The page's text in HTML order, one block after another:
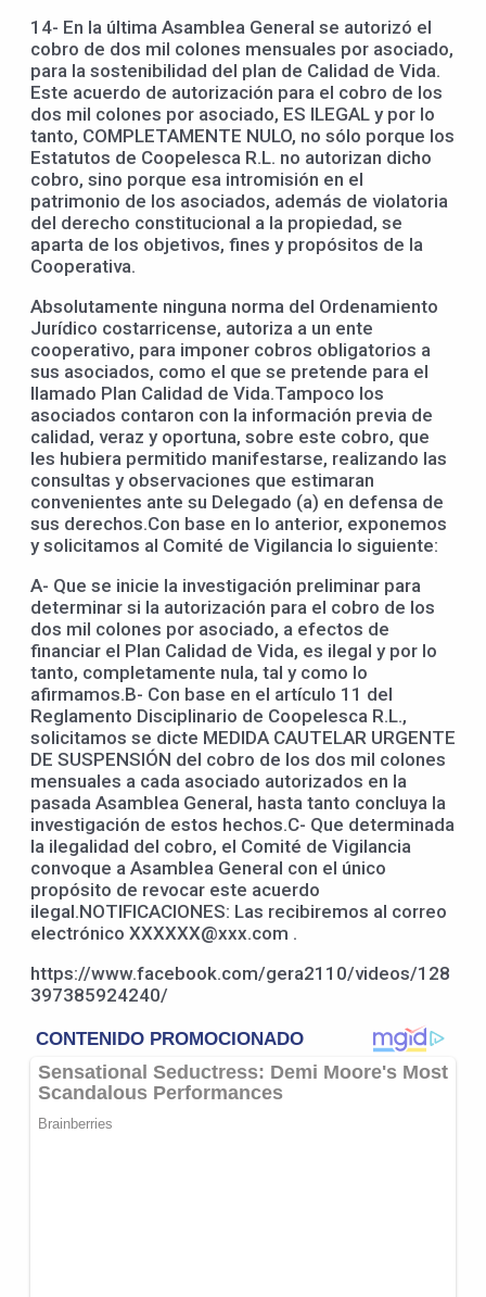
14- En la última Asamblea General se autorizó el
cobro de dos mil colones mensuales por asociado,
para la sostenibilidad del plan de Calidad de Vida.
Este acuerdo de autorización para el cobro de los
dos mil colones por asociado, ES ILEGAL y por lo
tanto, COMPLETAMENTE NULO, no sólo porque los
Estatutos de Coopelesca R.L. no autorizan dicho
cobro, sino porque esa intromisión en el
patrimonio de los asociados, además de violatoria
del derecho constitucional a la propiedad, se
aparta de los objetivos, fines y propósitos de la
Cooperativa.
Absolutamente ninguna norma del Ordenamiento
Jurídico costarricense, autoriza a un ente
cooperativo, para imponer cobros obligatorios a
sus asociados, como el que se pretende para el
llamado Plan Calidad de Vida.Tampoco los
asociados contaron con la información previa de
calidad, veraz y oportuna, sobre este cobro, que
les hubiera permitido manifestarse, realizando las
consultas y observaciones que estimaran
convenientes ante su Delegado (a) en defensa de
sus derechos.Con base en lo anterior, exponemos
y solicitamos al Comité de Vigilancia lo siguiente:
A- Que se inicie la investigación preliminar para
determinar si la autorización para el cobro de los
dos mil colones por asociado, a efectos de
financiar el Plan Calidad de Vida, es ilegal y por lo
tanto, completamente nula, tal y como lo
afirmamos.B- Con base en el artículo 11 del
Reglamento Disciplinario de Coopelesca R.L.,
solicitamos se dicte MEDIDA CAUTELAR URGENTE
DE SUSPENSIÓN del cobro de los dos mil colones
mensuales a cada asociado autorizados en la
pasada Asamblea General, hasta tanto concluya la
investigación de estos hechos.C- Que determinada
la ilegalidad del cobro, el Comité de Vigilancia
convoque a Asamblea General con el único
propósito de revocar este acuerdo
ilegal.NOTIFICACIONES: Las recibiremos al correo
electrónico XXXXXX@xxx.com .
https://www.facebook.com/gera2110/videos/128
397385924240/